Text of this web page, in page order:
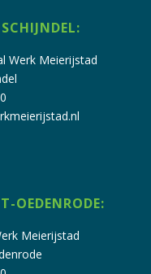
Werk Meierijstad
OEDENRODE:
Meierijstad